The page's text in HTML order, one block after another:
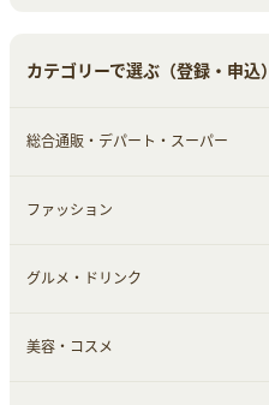
カテゴリーで選ぶ（登録・申込）
総合通販・デパート・スーパー
すべて見る
総合通販
ファッション
すべて見る
ファッション
グルメ・ドリンク
すべて見る
美容・コスメ